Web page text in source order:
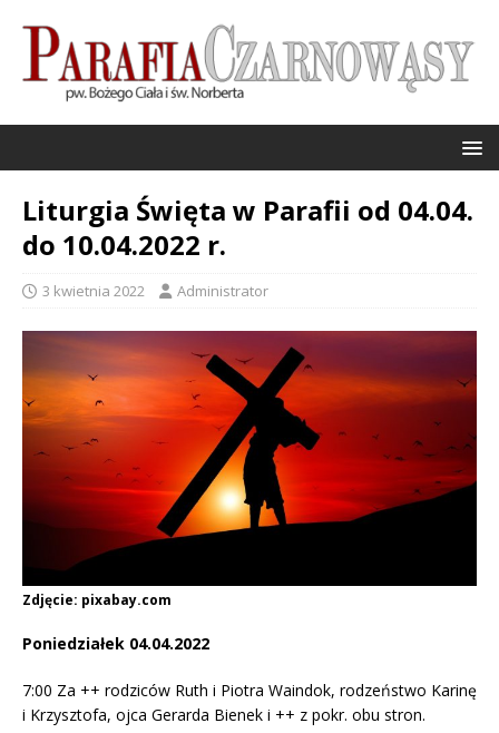
Liturgia Święta w Parafii od 04.04.
do 10.04.2022 r.
3 kwietnia 2022 Administrator
Zdjęcie: pixabay.com
Poniedziałek 04.04.2022
7:00 Za ++ rodziców Ruth i Piotra Waindok, rodzeństwo Karinę
i Krzysztofa, ojca Gerarda Bienek i ++ z pokr. obu stron.